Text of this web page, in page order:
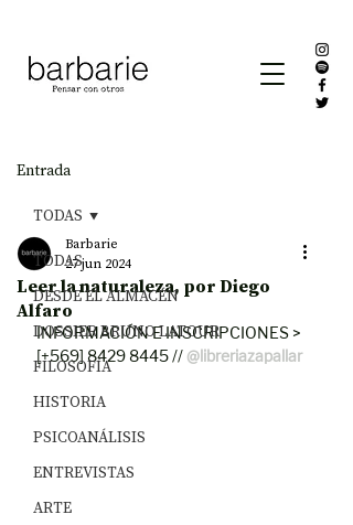
Entrada
TODAS
DESDE EL ALMACÉN
DOSSIER BRUNO LATOUR
FILOSOFÍA
HISTORIA
PSICOANÁLISIS
ENTREVISTAS
ARTE
TODAS
Leer la naturaleza, por Diego
Alfaro
Barbarie
27 jun 2024
INFORMACIÓN E INSCRIPCIONES >
[+569] 8429 8445 // @libreriazapallar